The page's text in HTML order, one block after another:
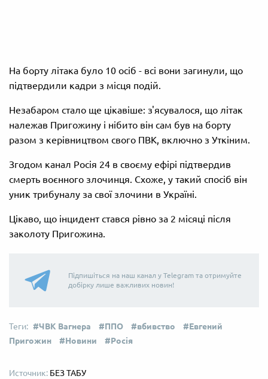
На борту літака було 10 осіб - всі вони загинули, що
підтвердили кадри з місця подій.
Незабаром стало ще цікавіше: з'ясувалося, що літак
належав Пригожину і нібито він сам був на борту
разом з керівництвом свого ПВК, включно з Уткіним.
Згодом канал Росія 24 в своєму ефірі підтвердив
смерть воєнного злочинця. Схоже, у такий спосіб він
уник трибуналу за свої злочини в Україні.
Цікаво, що інцидент стався рівно за 2 місяці після
заколоту Пригожина.
Підпишіться на наш канал у Telegram та отримуйте
добірку лише важливих новин!
ЧВК Вагнера ППО вбивство
Евгений
Пригожин
Новини Росія
БЕЗ ТАБУ